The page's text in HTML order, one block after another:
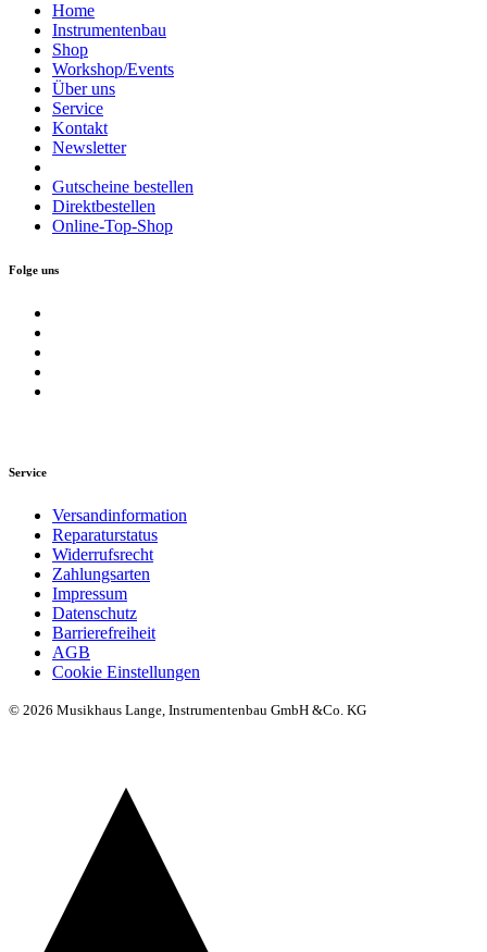
Home
Instrumentenbau
Shop
Workshop/Events
Über uns
Service
Kontakt
Newsletter
Gutscheine bestellen
Direktbestellen
Online-Top-Shop
Folge uns
Service
Versandinformation
Reparaturstatus
Widerrufsrecht
Zahlungsarten
Impressum
Datenschutz
Barrierefreiheit
AGB
Cookie Einstellungen
© 2026 Musikhaus Lange, Instrumentenbau GmbH &Co. KG